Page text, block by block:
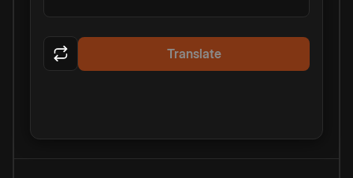
Translate